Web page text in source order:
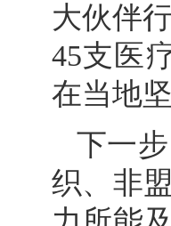
大伙伴
45支医
在当地
下一
织、非